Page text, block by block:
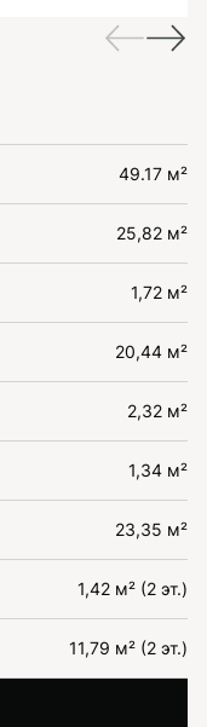
49.17 м²
25,82 м²
1,72 м²
20,44 м²
2,32 м²
1,34 м²
23,35 м²
1,42 м² (2 эт.)
11,79 м² (2 эт.)